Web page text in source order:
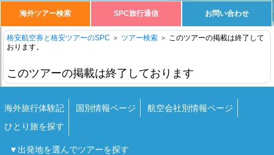
海外ツアー検索 SPC旅行通信 お問い合わせ
格安航空券と格安ツアーのSPC ツアー検索
このツアーの掲載は終了して
おります。
このツアーの掲載は終了しております
海外旅行体験記 国別情報ページ
航空会社別情報ページ
ひとり旅を探す
▼出発地を選んでツアーを探す